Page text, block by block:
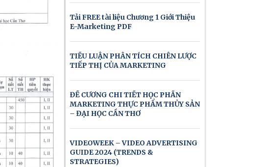
Tải FREE tài liệu Chương 1 Giới Thiệu
E-Marketing PDF
TIỂU LUẬN PHÂN TÍCH CHIÊN LƯỢC
TIẾP THỊ CỦA MARKETING
ĐỀ CƯƠNG CHI TIẾT HỌC PHẦN
MARKETING THỰC PHẨM THỦY SẢN
– ĐẠI HỌC CẦN THƠ
VIDEOWEEK – VIDEO ADVERTISING
GUIDE 2024 (TRENDS &
STRATEGIES)